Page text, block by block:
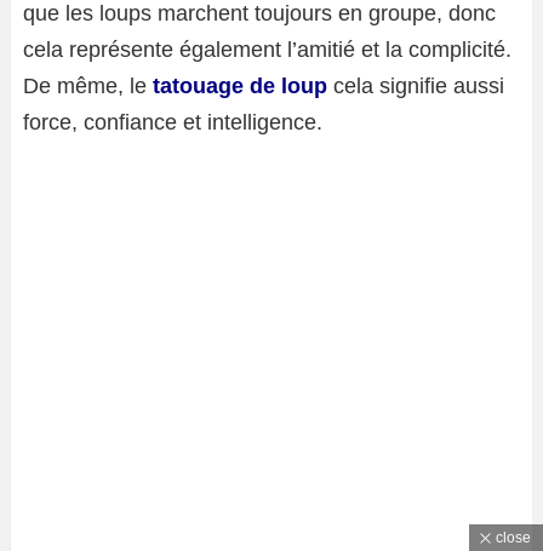
que les loups marchent toujours en groupe, donc
cela représente également l’amitié et la complicité.
De même, le tatouage de loup cela signifie aussi
force, confiance et intelligence.
close